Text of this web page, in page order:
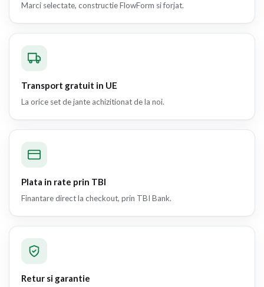
Marci selectate, constructie FlowForm si forjat.
Transport gratuit in UE
La orice set de jante achizitionat de la noi.
Plata in rate prin TBI
Finantare direct la checkout, prin TBI Bank.
Retur si garantie